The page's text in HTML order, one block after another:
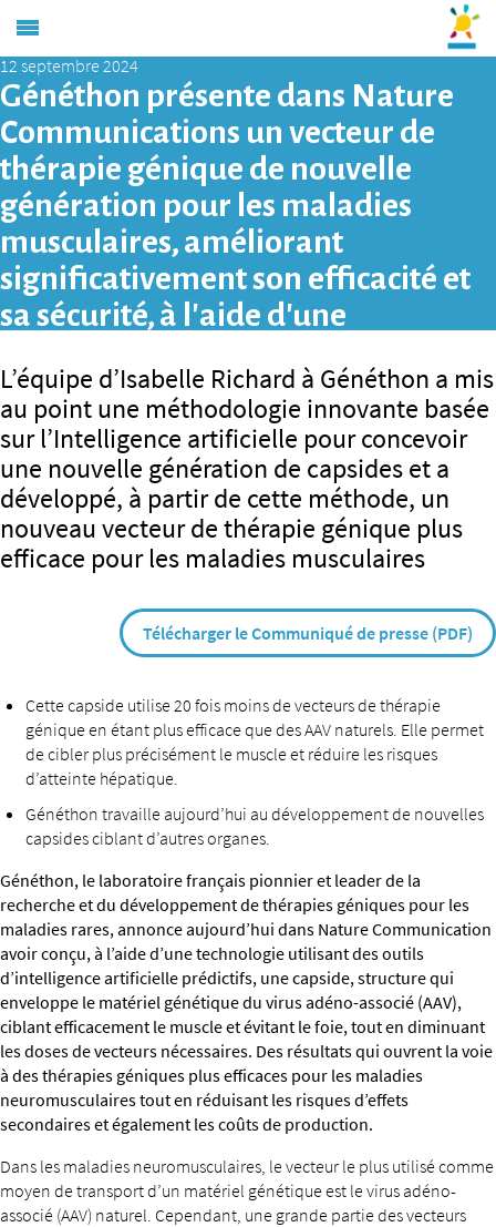
12 septembre 2024
Généthon présente dans Nature
Communications un vecteur de
thérapie génique de nouvelle
génération pour les maladies
musculaires, améliorant
significativement son efficacité et
sa sécurité, à l’aide d’une
l’IA
L’équipe d’Isabelle Richard à Généthon a mis
au point une méthodologie innovante basée
sur l’Intelligence artificielle pour concevoir
une nouvelle génération de capsides et a
développé, à partir de cette méthode, un
nouveau vecteur de thérapie génique plus
efficace pour les maladies musculaires
Télécharger le Communiqué de presse (PDF)
Cette capside utilise 20 fois moins de vecteurs de thérapie
génique en étant plus efficace que des AAV naturels. Elle permet
de cibler plus précisément le muscle et réduire les risques
d’atteinte hépatique.
Généthon travaille aujourd’hui au développement de nouvelles
capsides ciblant d’autres organes.
Généthon, le laboratoire français pionnier et leader de la
recherche et du développement de thérapies géniques pour les
maladies rares, annonce aujourd’hui dans Nature Communication
avoir conçu, à l’aide d’une technologie utilisant des outils
d’intelligence artificielle prédictifs, une capside, structure qui
enveloppe le matériel génétique du virus adéno-associé (AAV),
ciblant efficacement le muscle et évitant le foie, tout en diminuant
les doses de vecteurs nécessaires. Des résultats qui ouvrent la voie
à des thérapies géniques plus efficaces pour les maladies
neuromusculaires tout en réduisant les risques d’effets
secondaires et également les coûts de production.
Dans les maladies neuromusculaires, le vecteur le plus utilisé comme
moyen de transport d’un matériel génétique est le virus adéno-
associé (AAV) naturel. Cependant, une grande partie des vecteurs